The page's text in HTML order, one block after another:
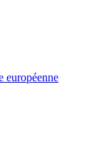
européenne